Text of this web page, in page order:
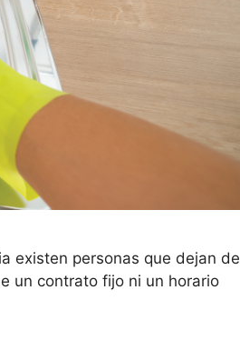
existen personas que dejan de
un contrato fijo ni un horario